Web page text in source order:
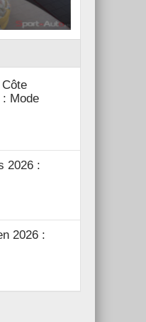
: Mode
2026 :
2026 :